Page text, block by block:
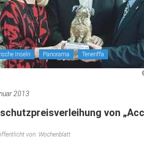
Inseln Panorama Teneriffa
2013
von
von: Wochenblatt